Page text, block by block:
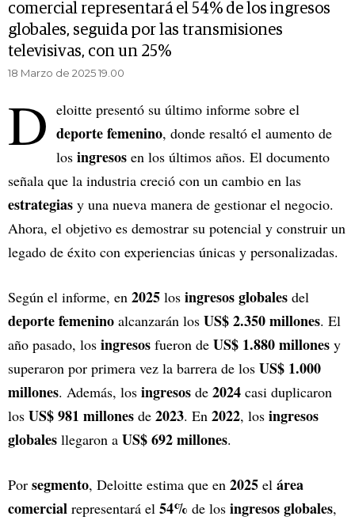
comercial representará el 54% de los ingresos
globales, seguida por las transmisiones
televisivas, con un 25%
18 Marzo de 2025 19.00
D eloitte presentó su último informe sobre el
deporte femenino, donde resaltó el aumento de
los ingresos en los últimos años. El documento
señala que la industria creció con un cambio en las
estrategias y una nueva manera de gestionar el negocio.
Ahora, el objetivo es demostrar su potencial y construir un
legado de éxito con experiencias únicas y personalizadas.
Según el informe, en 2025 los ingresos globales del
deporte femenino alcanzarán los US$ 2.350 millones. El
año pasado, los ingresos fueron de US$ 1.880 millones y
superaron por primera vez la barrera de los US$ 1.000
millones. Además, los ingresos de 2024 casi duplicaron
los US$ 981 millones de 2023. En 2022, los ingresos
globales llegaron a US$ 692 millones.
Por segmento, Deloitte estima que en 2025 el área
comercial representará el 54% de los ingresos globales,